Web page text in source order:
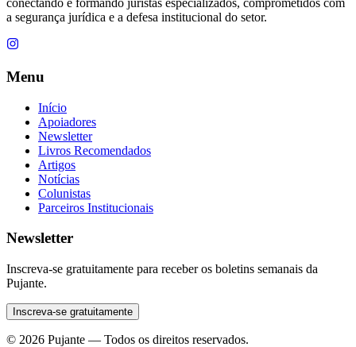
conectando e formando juristas especializados, comprometidos com
a segurança jurídica e a defesa institucional do setor.
Menu
Início
Apoiadores
Newsletter
Livros Recomendados
Artigos
Notícias
Colunistas
Parceiros Institucionais
Newsletter
Inscreva-se gratuitamente para receber os boletins semanais da
Pujante.
Inscreva-se gratuitamente
© 2026 Pujante — Todos os direitos reservados.